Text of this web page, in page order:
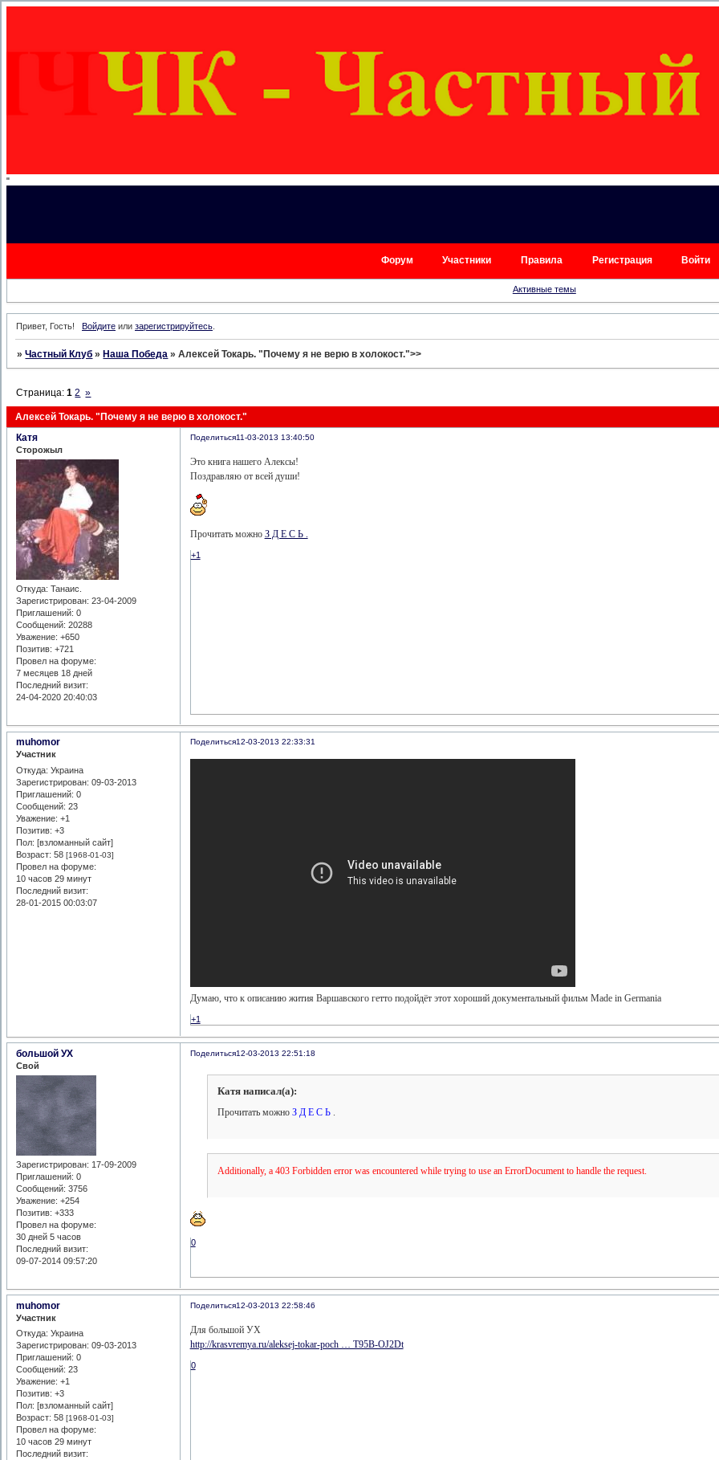
"
Форум Участники Правила Регистрация Войти
Активные темы
Привет, Гость! Войдитеили зарегистрируйтесь.
»Частный Клуб » Наша Победа »Алексей Токарь. "Почему я не верю в холокост.">>
Алексей Токарь. "Почему я не верю в холокост."
Страница:1 2 »
Поделиться11-03-2013 13:40:50
Катя
Сторожыл
Откуда: Танаис.
Зарегистрирован: 23-04-2009
Приглашений: 0
Сообщений: 20288
Уважение: +650
Позитив: +721
Провел на форуме:
7 месяцев 18 дней
Последний визит:
24-04-2020 20:40:03
Это книга нашего Алексы!
Поздравляю от всей души!
Прочитать можно З Д Е С Ь .
+1
Поделиться12-03-2013 22:33:31
muhomor
Участник
Откуда: Украина
Зарегистрирован: 09-03-2013
Приглашений: 0
Сообщений: 23
Уважение: +1
Позитив: +3
Пол: [взломанный сайт]
Возраст: 58[1968-01-03]
Провел на форуме:
10 часов 29 минут
Последний визит:
28-01-2015 00:03:07
Думаю, что к описанию жития Варшавского гетто подойдёт этот хороший документальный фильм Made in Germania
+1
Поделиться12-03-2013 22:51:18
большой УХ
Свой
Зарегистрирован: 17-09-2009
Приглашений: 0
Сообщений: 3756
Уважение: +254
Позитив: +333
Провел на форуме:
30 дней 5 часов
Последний визит:
09-07-2014 09:57:20
Катя написал(а):
Прочитать можноЗ Д Е С Ь .
Additionally, a 403 Forbidden error was encountered while trying to use an ErrorDocument to handle the request.
0
Поделиться12-03-2013 22:58:46
muhomor
Участник
Откуда: Украина
Зарегистрирован: 09-03-2013
Приглашений: 0
Сообщений: 23
Уважение: +1
Позитив: +3
Пол: [взломанный сайт]
Возраст: 58[1968-01-03]
Провел на форуме:
10 часов 29 минут
Последний визит:
Для большой УХ
http://krasvremya.ru/aleksej-tokar-poch … T95B-OJ2Dt
0